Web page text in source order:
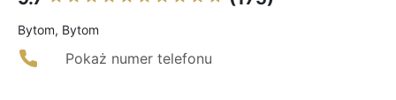
Bytom, Bytom
Pokaż numer telefonu